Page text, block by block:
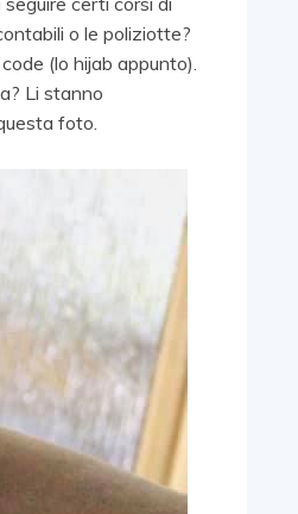
o le poliziotte?
(lo hijab appunto).
Li stanno
foto.